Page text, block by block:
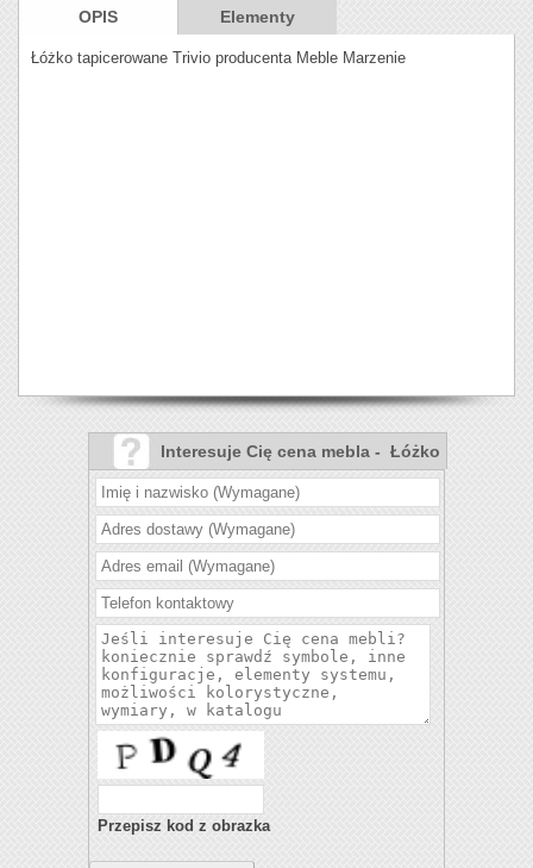
OPIS Elementy
Łóżko tapicerowane Trivio producenta Meble Marzenie
Interesuje Cię cena mebla - Łóżko
Trivio?
Przepisz kod z obrazka